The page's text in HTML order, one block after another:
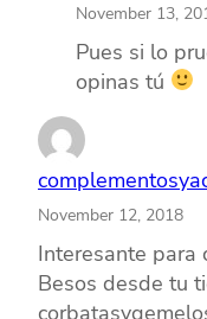
November 13,
Pues si lo
opinas tú
November 12, 2018
Interesante para
Besos desde tu